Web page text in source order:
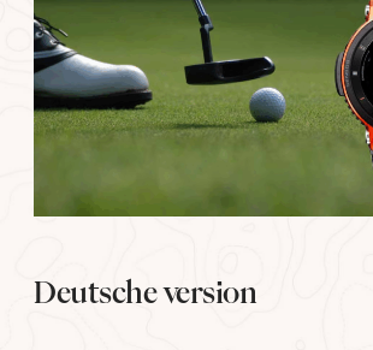
Deutsche version